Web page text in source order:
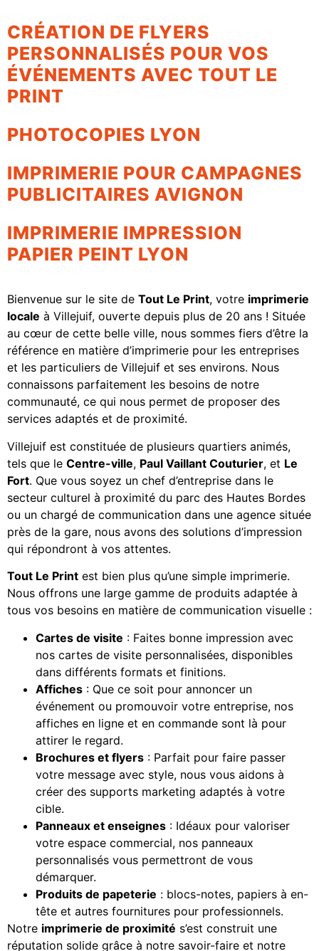
CRÉATION DE FLYERS
PERSONNALISÉS POUR VOS
ÉVÉNEMENTS AVEC TOUT LE
PRINT
PHOTOCOPIES LYON
IMPRIMERIE POUR CAMPAGNES
PUBLICITAIRES AVIGNON
IMPRIMERIE IMPRESSION
PAPIER PEINT LYON
Bienvenue sur le site de Tout Le Print, votre imprimerie
locale à Villejuif, ouverte depuis plus de 20 ans ! Située
au cœur de cette belle ville, nous sommes fiers d’être la
référence en matière d’imprimerie pour les entreprises
et les particuliers de Villejuif et ses environs. Nous
connaissons parfaitement les besoins de notre
communauté, ce qui nous permet de proposer des
services adaptés et de proximité.
Villejuif est constituée de plusieurs quartiers animés,
tels que le Centre-ville, Paul Vaillant Couturier, et Le
Fort. Que vous soyez un chef d’entreprise dans le
secteur culturel à proximité du parc des Hautes Bordes
ou un chargé de communication dans une agence située
près de la gare, nous avons des solutions d’impression
qui répondront à vos attentes.
Tout Le Print est bien plus qu’une simple imprimerie.
Nous offrons une large gamme de produits adaptée à
tous vos besoins en matière de communication visuelle :
Cartes de visite : Faites bonne impression avec
nos cartes de visite personnalisées, disponibles
dans différents formats et finitions.
Affiches : Que ce soit pour annoncer un
événement ou promouvoir votre entreprise, nos
affiches en ligne et en commande sont là pour
attirer le regard.
Brochures et flyers : Parfait pour faire passer
votre message avec style, nous vous aidons à
créer des supports marketing adaptés à votre
cible.
Panneaux et enseignes : Idéaux pour valoriser
votre espace commercial, nos panneaux
personnalisés vous permettront de vous
démarquer.
Produits de papeterie : blocs-notes, papiers à en-
tête et autres fournitures pour professionnels.
Notre imprimerie de proximité s’est construit une
réputation solide grâce à notre savoir-faire et notre